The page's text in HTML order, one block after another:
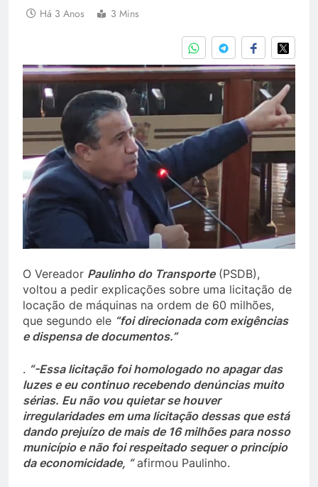
Há 3 Anos 3 Mins
O Vereador Paulinho do Transporte(PSDB),
voltou a pedir explicações sobre uma licitação de
locação de máquinas na ordem de 60 milhões,
que segundo ele “foi direcionada com exigências
e dispensa de documentos.”
. “-Essa licitação foi homologado no apagar das
luzes e eu continuo recebendo denúncias muito
sérias. Eu não vou quietar se houver
irregularidades em uma licitação dessas que está
dando prejuízo de mais de 16 milhões para nosso
município e não foi respeitado sequer o princípio
da economicidade, “afirmou Paulinho.